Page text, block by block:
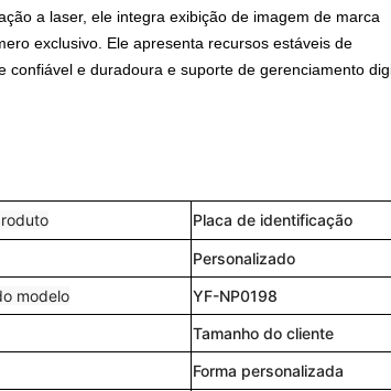
a laser, ele integra exibição de imagem de marca
exclusivo. Ele apresenta recursos estáveis ​​de
e duradoura e suporte de gerenciamento
Placa de identificação
Personalizado
modelo
YF-NP0198
Tamanho do cliente
Forma personalizada